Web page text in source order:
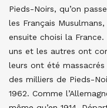
Pieds-Noirs, qu’on
les Français
ensuite choisi la
uns et les autres ont
leurs ont été
des milliers de Pieds-
1962. Comme